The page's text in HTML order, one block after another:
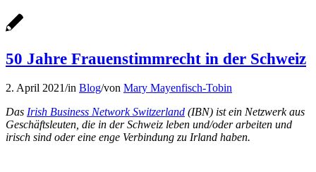
50 Jahre Frauenstimmrecht in der Schweiz
2. April 2021/in Blog/von Mary Mayenfisch-Tobin
Das Irish Business Network Switzerland (IBN) ist ein Netzwerk aus
Geschäftsleuten, die in der Schweiz leben und/oder arbeiten und
irisch sind oder eine enge Verbindung zu Irland haben.